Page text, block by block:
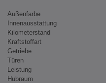
Außenfarbe
Innenausstattung
Kilometerstand
Kraftstoffart
Getriebe
Türen
Leistung
Hubraum